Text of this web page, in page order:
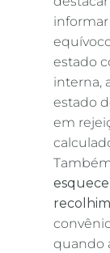
informar
estado
interna,
estado
em
quando